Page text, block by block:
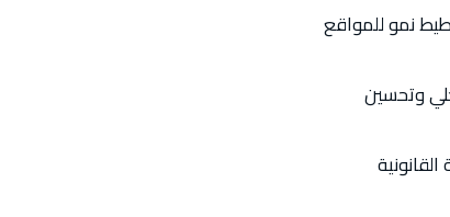
نمو للمواقع
وتحسين